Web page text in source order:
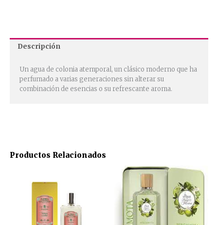
Productos Relacionados
Descripción
Un agua de colonia atemporal, un clásico moderno que ha
perfumado a varias generaciones sin alterar su
combinación de esencias o su refrescante aroma.